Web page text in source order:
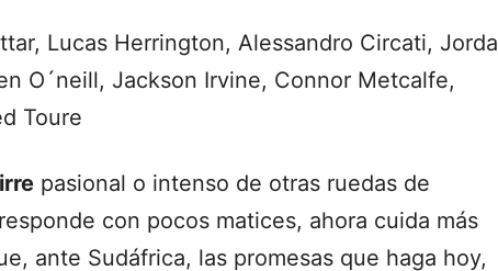
Lucas Herrington, Alessandro Circati, Jorda
O´neill, Jackson Irvine, Connor Metcalfe,
Toure
pasional o intenso de otras ruedas de
con pocos matices, ahora cuida más
ante Sudáfrica, las promesas que haga hoy,